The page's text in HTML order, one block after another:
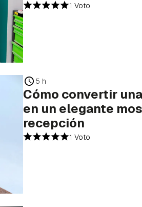
1 Voto
5 h
Cómo convertir
en un elegante
recepción
1 Voto